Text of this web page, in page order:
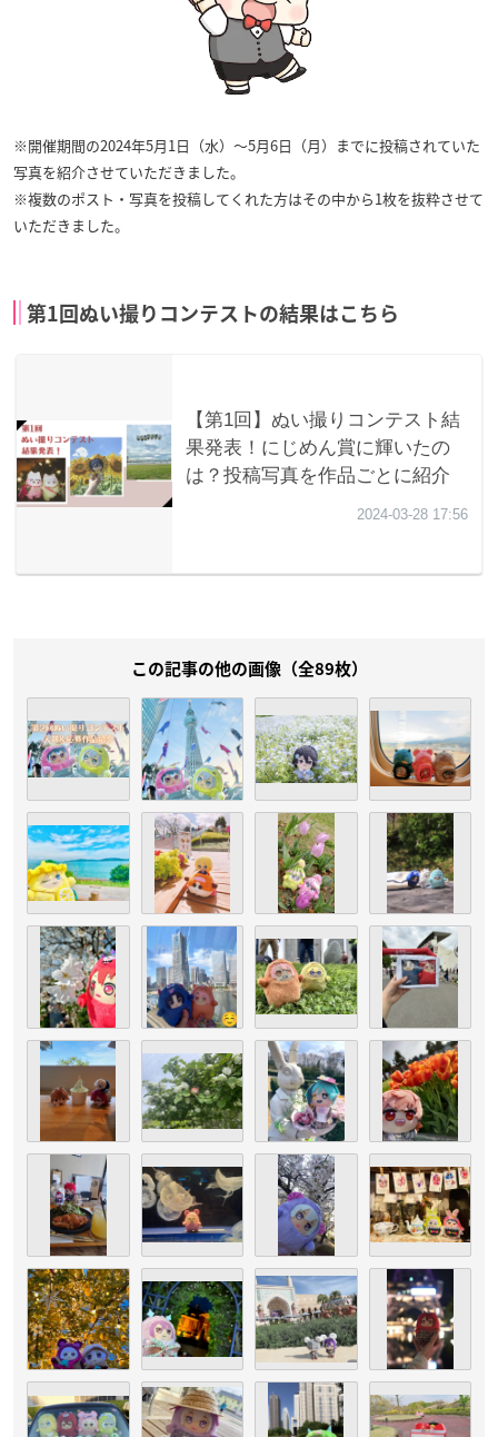
※開催期間の2024年5月1日（水）〜5月6日（月）までに投稿されていた
写真を紹介させていただきました。
※複数のポスト・写真を投稿してくれた方はその中から1枚を抜粋させて
いただきました。
第1回ぬい撮りコンテストの結果はこちら
この記事の他の画像（全89枚）